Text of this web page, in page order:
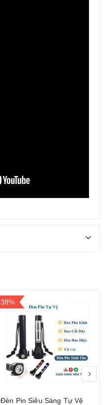
38%
Đèn Pin Siêu Sáng Tự Vệ